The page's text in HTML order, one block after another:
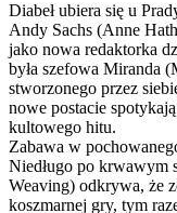
Diabeł ubiera się u
Andy Sachs (Anne
jako nowa redaktorka
była szefowa Miranda
stworzonego przez
nowe postacie
kultowego hitu.
Zabawa w
Niedługo po krwawym
Weaving) odkrywa, że
koszmarnej gry, tym